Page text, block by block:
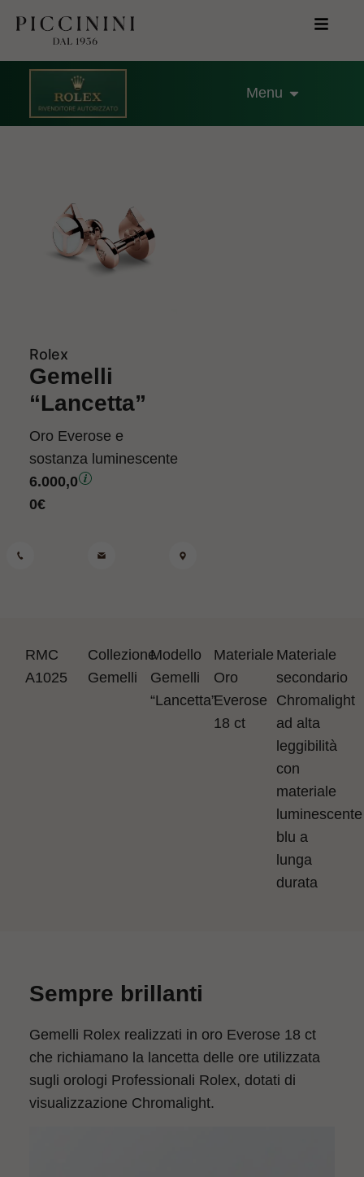
Menu
Rolex
Gemelli
“Lancetta”
Oro Everose e
sostanza luminescente
6.000,0
0€
RMC
A1025
Collezione
Gemelli
Modello
Gemelli
“Lancetta”
Materiale
Oro
Everose
18 ct
Materiale
secondario
Chromalight
ad alta
leggibilità
con
materiale
luminescente
blu a
lunga
durata
Sempre brillanti
Gemelli Rolex realizzati in oro Everose 18 ct
che richiamano la lancetta delle ore utilizzata
sugli orologi Professionali Rolex, dotati di
visualizzazione Chromalight.